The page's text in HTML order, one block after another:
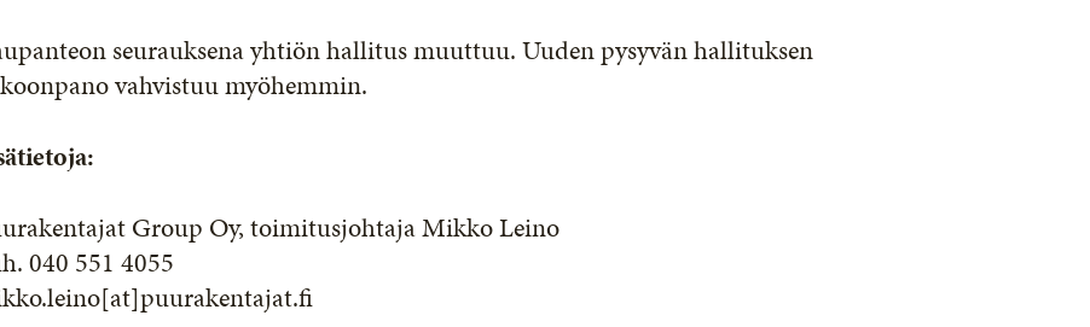
seurauksena yhtiön hallitus muuttuu. Uuden pysyvän hallituksen
vahvistuu myöhemmin.
Group Oy, toimitusjohtaja Mikko Leino
040 551 4055